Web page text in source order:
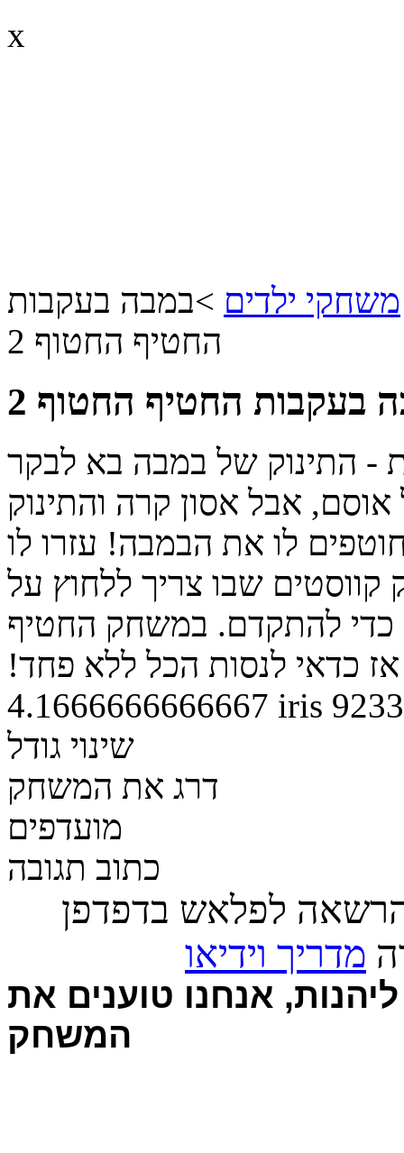
x
משחקי ילדים >במבה בעקבות
החטיף החטוף 2
בעקבות החטיף החטוף 2
- התינוק של במבה בא לבקר
אבל אסון קרה והתינוק
לו את הבמבה! עזרו לו
שבו צריך ללחוץ על
כדי להתקדם. במשחק החטיף
4.1666666666667 iris
שינוי גודל
דרג את המשחק
מועדפים
כתוב תגובה
לפלאש בדפדפן
מדריך וידיאו
אנחנו טוענים את
המשחק